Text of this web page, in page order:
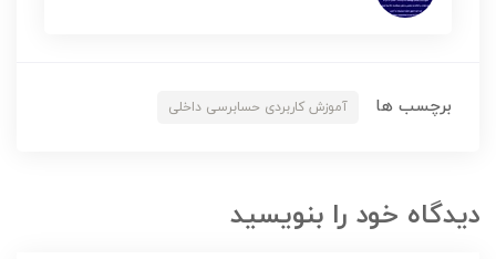
برچسب ها آموزش کاربردی حسابرسی داخلی
دیدگاه خود را بنویسید